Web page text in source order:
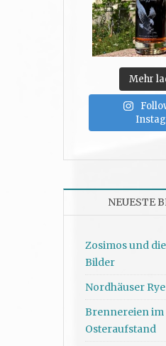
Mehr
NEUESTE
Zosimos und
Bilder
Nordhäuser
Brennereien im
Osteraufstand